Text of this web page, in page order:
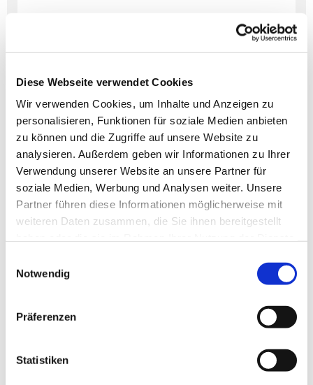
Diese Webseite verwendet Cookies
Wir verwenden Cookies, um Inhalte und Anzeigen zu
personalisieren, Funktionen für soziale Medien anbieten
zu können und die Zugriffe auf unsere Website zu
analysieren. Außerdem geben wir Informationen zu Ihrer
Verwendung unserer Website an unsere Partner für
soziale Medien, Werbung und Analysen weiter. Unsere
Partner führen diese Informationen möglicherweise mit
weiteren Daten zusammen, die Sie ihnen bereitgestellt
Notwendig
Präferenzen
Statistiken
Dies könnte Sie auch
interessieren